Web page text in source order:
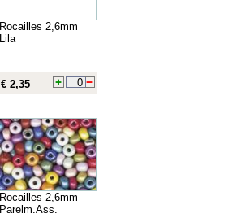
Rocailles 2,6mm
Lila
€ 2,35
Rocailles 2,6mm
Parelm.Ass.